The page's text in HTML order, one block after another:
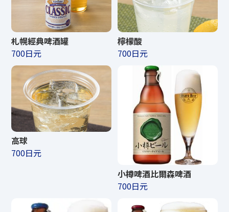
札幌經典啤酒罐
700日元
檸檬酸
700日元
高球
700日元
小樽啤酒比爾森啤酒
700日元